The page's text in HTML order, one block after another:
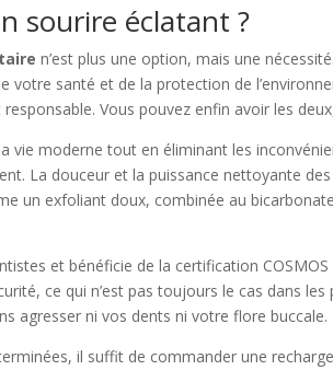
sourire éclatant ?
n’est plus une option, mais une
votre santé et de la protection de
Vous pouvez enfin avoir les
vie moderne tout en éliminant les
La douceur et la puissance nettoyante
un exfoliant doux, combinée au
et bénéficie de la certification COSMOS
ce qui n’est pas toujours le cas dans les
agresser ni vos dents ni votre flore buccale.
il suffit de commander une